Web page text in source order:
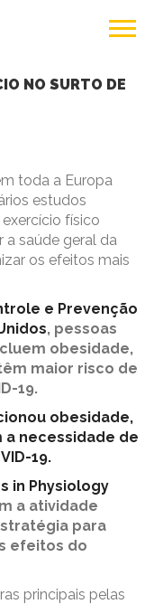
NO SURTO DE
toda a Europa
estudos
físico
a saúde geral da
os efeitos mais
e Prevenção
, pessoas
obesidade,
maior risco de
19.
obesidade,
necessidade de
19.
in Physiology
a atividade
para
efeitos do
principais pelas